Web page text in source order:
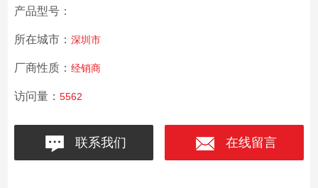
产品型号：
所在城市： 深圳市
厂商性质： 经销商
访问量： 5562
联系我们 在线留言